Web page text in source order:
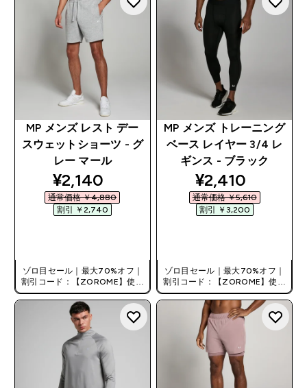
MP メンズ レスト デー
スウェットショーツ - グ
レー マール
discounted price
¥2,140‎
通常価格 ￥4,880‎
割引 ￥2,740‎
ゾロ目セール｜最大70%オフ｜
割引コード：【ZOROME】使用
で追加10%オフ！
MP メンズ トレーニング
ベース レイヤー 3/4 レ
ギンス - ブラック
discounted
¥2,410‎
通常価格 ￥5,610‎
割引 ￥3,200‎
ゾロ目セール｜最大70%オフ｜
割引コード：【ZOROME】使用
で追加10%オフ！